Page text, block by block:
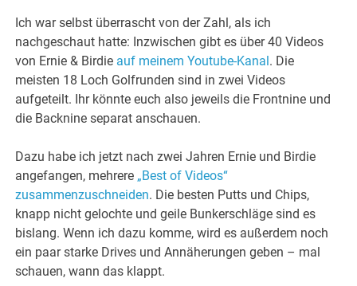
Ich war selbst überrascht von der Zahl, als ich
nachgeschaut hatte: Inzwischen gibt es über 40 Videos
von Ernie & Birdie auf meinem Youtube-Kanal. Die
meisten 18 Loch Golfrunden sind in zwei Videos
aufgeteilt. Ihr könnte euch also jeweils die Frontnine und
die Backnine separat anschauen.
Dazu habe ich jetzt nach zwei Jahren Ernie und Birdie
angefangen, mehrere „Best of Videos“
zusammenzuschneiden. Die besten Putts und Chips,
knapp nicht gelochte und geile Bunkerschläge sind es
bislang. Wenn ich dazu komme, wird es außerdem noch
ein paar starke Drives und Annäherungen geben – mal
schauen, wann das klappt.